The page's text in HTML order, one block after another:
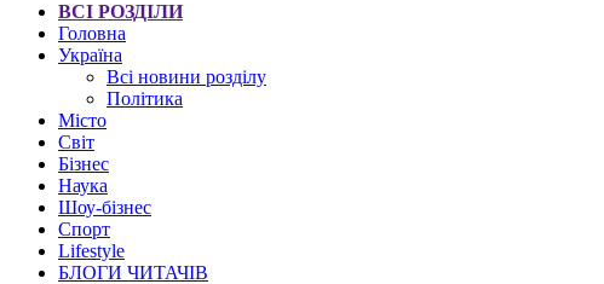
ВСІ РОЗДІЛИ
Головна
Україна
Всі новини розділу
Політика
Місто
Світ
Бізнес
Наука
Шоу-бізнес
Спорт
Lifestyle
БЛОГИ ЧИТАЧІВ